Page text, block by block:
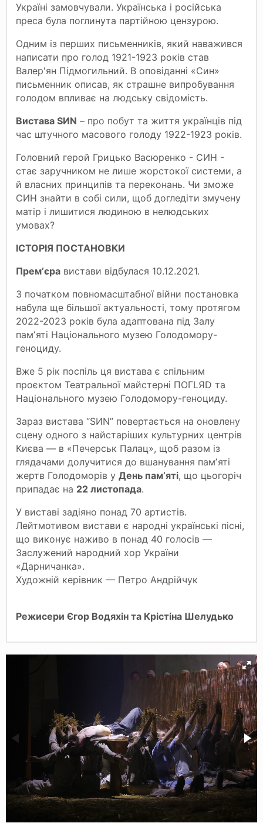
Україні замовчували. Українська і російська
преса була поглинута партійною цензурою.
Одним із перших письменників, який наважився
написати про голод 1921-1923 років став
Валер'ян Підмогильний. В оповіданні «Син»
письменник описав, як страшне випробування
голодом впливає на людську свідомість.
Вистава SИN – про побут та життя українців під
час штучного масового голоду 1922-1923 років.
Головний герой Грицько Васюренко - СИН -
стає заручником не лише жорстокої системи, а
й власних принципів та переконань. Чи зможе
СИН знайти в собі сили, щоб догледіти змучену
матір і лишитися людиною в нелюдських
умовах?
ІСТОРІЯ ПОСТАНОВКИ
Премʼєра вистави відбулася 10.12.2021.
З початком повномасштабної війни постановка
набула ще більшої актуальності, тому протягом
2022-2023 років була адаптована під Залу
памʼяті Національного музею Голодомору-
геноциду.
Вже 5 рік поспіль ця вистава є спільним
проєктом Театральної майстерні ПОГLЯD та
Національного музею Голодомору-геноциду.
Зараз вистава “SИN” повертається на оновлену
сцену одного з найстаріших культурних центрів
Києва — в «Печерськ Палац», щоб разом із
глядачами долучитися до вшанування памʼяті
жертв Голодоморів у День памʼяті, що цьогоріч
припадає на 22 листопада.
У виставі задіяно понад 70 артистів.
Лейтмотивом вистави є народні українські пісні,
що виконує наживо в понад 40 голосів —
Заслужений народний хор України
«Дарничанка».
Художній керівник — Петро Андрійчук
Режисери Єгор Водяхін та Крістіна Шелудько